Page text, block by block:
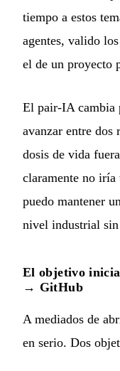
tiempo a estos
agentes, valido
el de un proyecto
El pair-IA cambia
avanzar entre
dosis de vida
claramente no
puedo mantener
nivel industrial
El objetivo
→ GitHub
A mediados de
en serio. Dos